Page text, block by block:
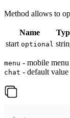
Method allows to
Name
start optional
menu - mobile
chat - default